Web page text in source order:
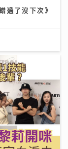
過了沒下次》